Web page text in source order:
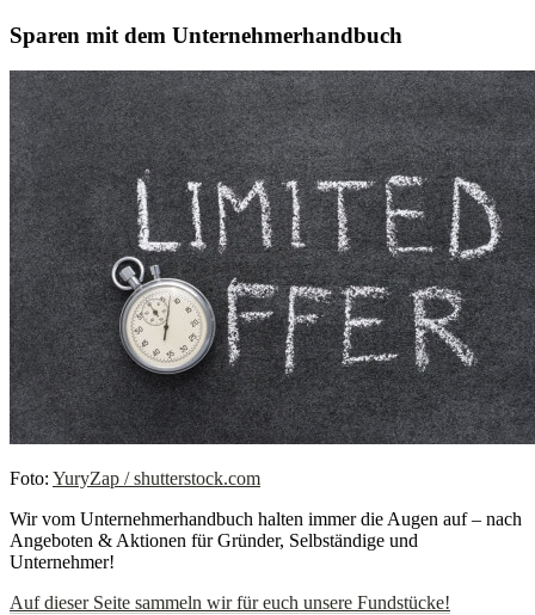
Sparen mit dem Unternehmerhandbuch
Foto: YuryZap / shutterstock.com
Wir vom Unternehmerhandbuch halten immer die Augen auf – nach
Angeboten & Aktionen für Gründer, Selbständige und
Unternehmer!
Auf dieser Seite sammeln wir für euch unsere Fundstücke!